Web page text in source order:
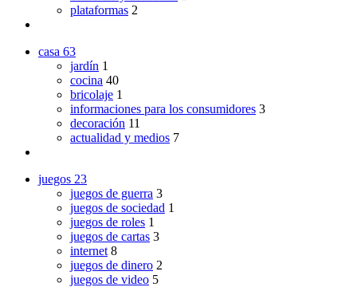
plataformas 2
casa 63
jardín 1
cocina 40
bricolaje 1
informaciones para los consumidores 3
decoración 11
actualidad y medios 7
juegos 23
juegos de guerra 3
juegos de sociedad 1
juegos de roles 1
juegos de cartas 3
internet 8
juegos de dinero 2
juegos de video 5